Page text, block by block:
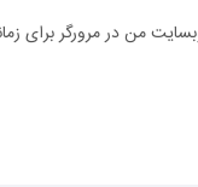
من در مرورگر برای